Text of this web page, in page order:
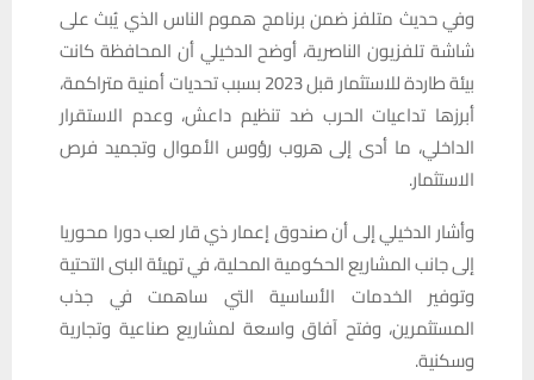
وفي حديث متلفز ضمن برنامج هموم الناس الذي يُبث على
شاشة تلفزيون الناصرية، أوضح الدخيلي أن المحافظة كانت
بيئة طاردة للاستثمار قبل 2023 بسبب تحديات أمنية متراكمة،
أبرزها تداعيات الحرب ضد تنظيم داعش، وعدم الاستقرار
الداخلي، ما أدى إلى هروب رؤوس الأموال وتجميد فرص
الاستثمار.
وأشار الدخيلي إلى أن صندوق إعمار ذي قار لعب دورا محوريا
إلى جانب المشاريع الحكومية المحلية، في تهيئة البنى التحتية
وتوفير الخدمات الأساسية التي ساهمت في جذب
المستثمرين، وفتح آفاق واسعة لمشاريع صناعية وتجارية
وسكنية.